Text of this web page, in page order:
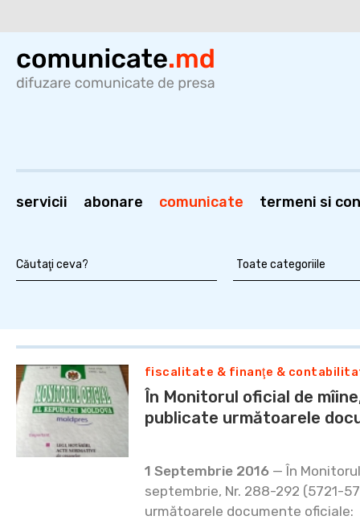
servicii abonare comunicate termeni si
fiscalitate & finanţe &
În Monitorul oficial de
publicate următoarele
1 Septembrie 2016 — În
septembrie, Nr. 288-292 (5721-
următoarele documente oficiale: